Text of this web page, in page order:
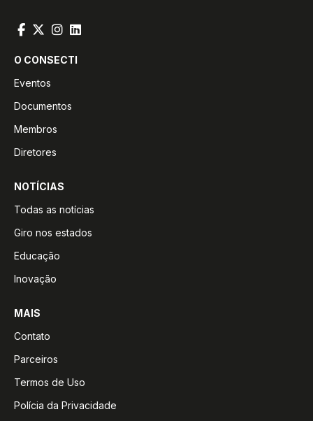
O CONSECTI
Eventos
Documentos
Membros
Diretores
NOTÍCIAS
Todas as notícias
Giro nos estados
Educação
Inovação
MAIS
Contato
Parceiros
Termos de Uso
Polícia da Privacidade